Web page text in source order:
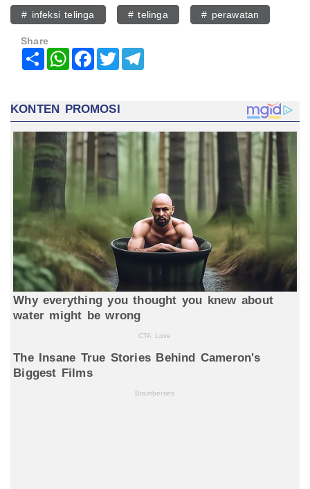
# infeksi telinga # telinga # perawatan
Share
Share WhatsAppFacebook
Twitter